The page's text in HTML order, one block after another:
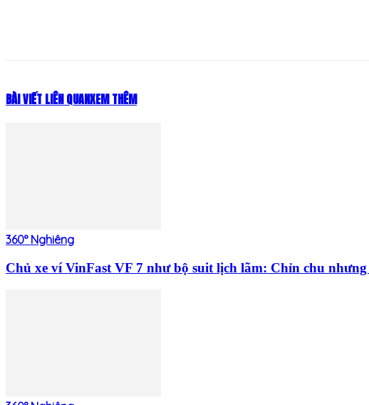
BÀI VIẾT LIÊN QUANXEM THÊM
360° Nghiêng
Chủ xe ví VinFast VF 7 như bộ suit lịch lãm: Chỉn chu